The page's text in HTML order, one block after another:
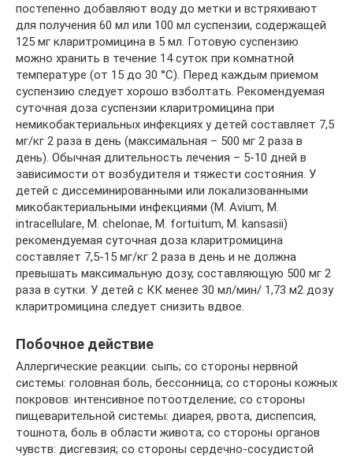
постепенно добавляют воду до метки и встряхивают
для получения 60 мл или 100 мл суспензии, содержащей
125 мг кларитромицина в 5 мл. Готовую суспензию
можно хранить в течение 14 суток при комнатной
температуре (от 15 до 30 °С). Перед каждым приемом
суспензию следует хорошо взболтать. Рекомендуемая
суточная доза суспензии кларитромицина при
немикобактериальных инфекциях у детей составляет 7,5
мг/кг 2 раза в день (максимальная – 500 мг 2 раза в
день). Обычная длительность лечения – 5-10 дней в
зависимости от возбудителя и тяжести состояния. У
детей с диссеминированными или локализованными
микобактериальными инфекциями (M. Avium, M.
intracellulare, M. chelonae, M. fortuitum, M. kansasii)
рекомендуемая суточная доза кларитромицина
составляет 7,5-15 мг/кг 2 раза в день и не должна
превышать максимальную дозу, составляющую 500 мг 2
раза в сутки. У детей с КК менее 30 мл/мин/ 1,73 м2 дозу
кларитромицина следует снизить вдвое.
Побочное действие
Аллергические реакции: сыпь; со стороны нервной
системы: головная боль, бессонница; со стороны кожных
покровов: интенсивное потоотделение; со стороны
пищеварительной системы: диарея, рвота, диспепсия,
тошнота, боль в области живота; со стороны органов
чувств: дисгевзия; со стороны сердечно-сосудистой